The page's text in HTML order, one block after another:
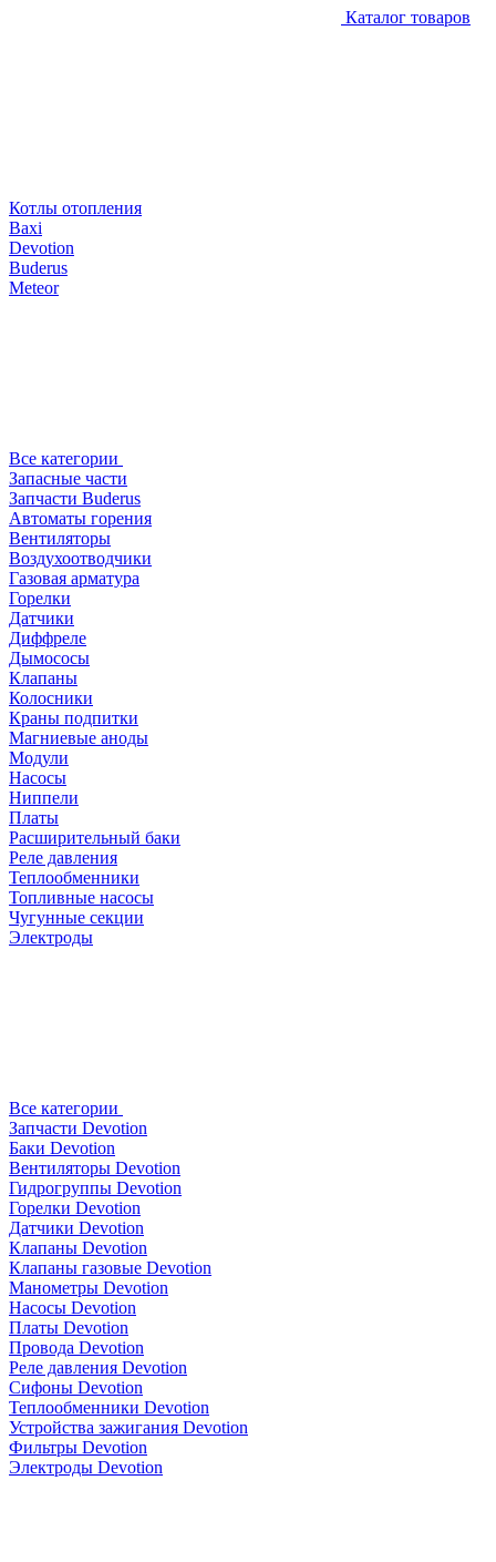
Каталог товаров
Котлы отопления
Baxi
Devotion
Buderus
Meteor
Все категории
Запасные части
Запчасти Buderus
Автоматы горения
Вентиляторы
Воздухоотводчики
Газовая арматура
Горелки
Датчики
Диффреле
Дымососы
Клапаны
Колосники
Краны подпитки
Магниевые аноды
Модули
Насосы
Ниппели
Платы
Расширительный баки
Реле давления
Теплообменники
Топливные насосы
Чугунные секции
Электроды
Все категории
Запчасти Devotion
Баки Devotion
Вентиляторы Devotion
Гидрогруппы Devotion
Горелки Devotion
Датчики Devotion
Клапаны Devotion
Клапаны газовые Devotion
Манометры Devotion
Насосы Devotion
Платы Devotion
Провода Devotion
Реле давления Devotion
Сифоны Devotion
Теплообменники Devotion
Устройства зажигания Devotion
Фильтры Devotion
Электроды Devotion